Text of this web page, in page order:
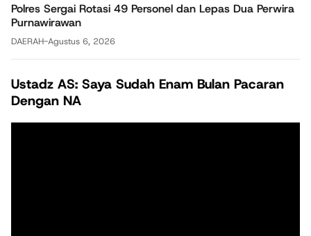
Polres Sergai Rotasi 49 Personel dan Lepas Dua Perwira
Purnawirawan
DAERAH-Agustus 6, 2026
Ustadz AS: Saya Sudah Enam Bulan Pacaran
Dengan NA